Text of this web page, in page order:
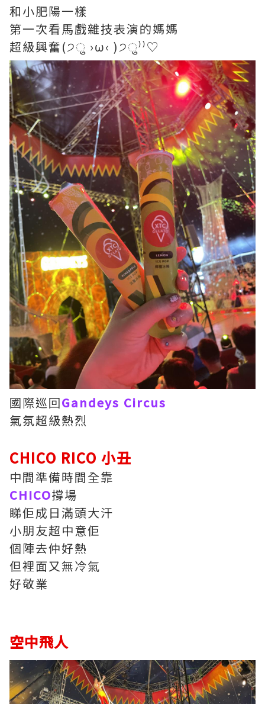
和小肥陽一樣
第一次看馬戲雜技表演的媽媽
超級興奮(੭ु ›ω‹ )੭ु⁾⁾♡
國際巡回Gandeys Circus
氣氛超級熱烈
CHICO RICO 小丑
中間準備時間全靠
CHICO撐場
睇佢成日滿頭大汗
小朋友超中意佢
個陣去仲好熱
但裡面又無冷氣
好敬業
空中飛人